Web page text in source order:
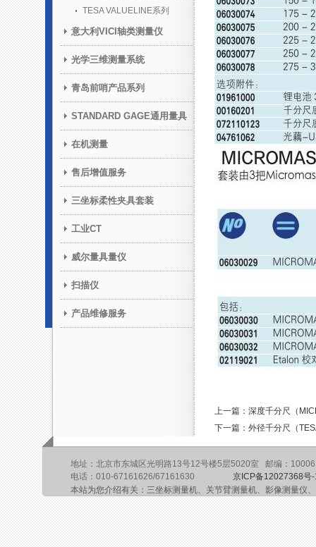
胶套装TESA VALUELINE系列
意大利VICI轴类测量仪
光学三维测量系统
青岛前哨产品系列
STANDARD GAGE通用量具
在机测量
售后增值服务
三坐标柔性夹具套装
工业CT
威尔量具量仪
扫描仪
产品维修服务
上一篇：深度千分尺（
下一篇：外径千分尺（
地址：北京市东城区光明路13号12号楼5层5020室 邮编：
电话：010-67161626/67161630 京ICP备12027368号
本站为您介绍有关：三坐标测量机、关节臂测量机、影像测量仪